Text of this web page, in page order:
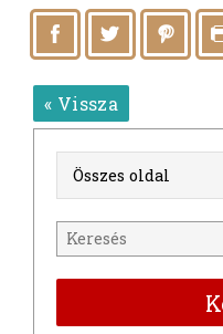
« Vissza